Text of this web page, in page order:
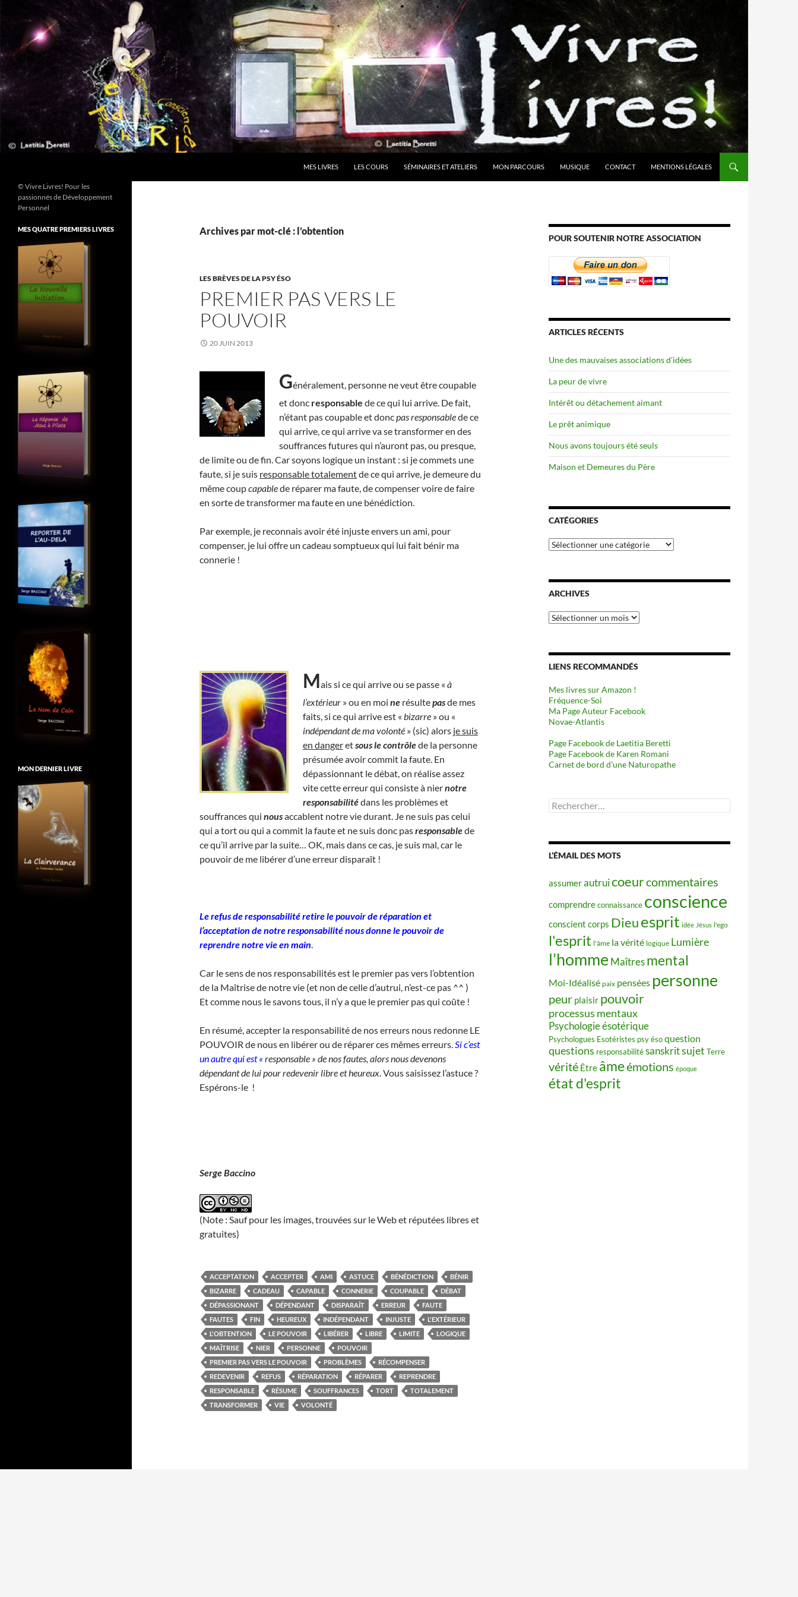
contenu
MES LIVRES LES COURS SÉMINAIRES ET ATELIERS MON PARCOURS MUSIQUE CONTACT MENTIONS LÉGALES
Archives par mot-clé : l’obtention
LES BRÈVES DE LA PSY ÉSO
PREMIER PAS VERS LE
POUVOIR
20 JUIN 2013
Généralement, personne ne veut être coupable
et donc responsable de ce qui lui arrive. De fait,
n’étant pas coupable et doncpas responsablede ce
qui arrive, ce qui arrive va se transformer en des
souffrances futures qui n’auront pas, ou presque,
de limite ou de fin. Car soyons logique un instant : si je commets une
faute, si je suis responsable totalementde ce qui arrive, je demeure du
même coupcapablede réparer ma faute, de compenser voire de faire
en sorte de transformer ma faute en une bénédiction.
Par exemple, je reconnais avoir été injuste envers un ami, pour
compenser, je lui offre un cadeau somptueux qui lui fait bénir ma
connerie !
Mais si ce qui arrive ou se passe « à
l’extérieur » ou en moi ne résultepasde mes
faits, si ce qui arrive est « bizarre » ou «
indépendant de ma volonté » (sic) alors je suis
en dangeretsous le contrôlede la personne
présumée avoir commit la faute. En
dépassionnant le débat, on réalise assez
vite cette erreur qui consiste à niernotre
responsabilitédans les problèmes et
souffrances qui nousaccablent notre vie durant. Je ne suis pas celui
qui a tort ou qui a commit la faute et ne suis donc pasresponsablede
ce qu’il arrive par la suite… OK, mais dans ce cas, je suis mal, car le
pouvoir de me libérer d’une erreur disparaît !
Le refus de responsabilité retire le pouvoir de réparation et
l’acceptation de notre responsabilité nous donne le pouvoir de
reprendre notre vie en main.
Car le sens de nos responsabilités est le premier pas vers l’obtention
de la Maîtrise de notre vie (et non de celle d’autrui, n’est-ce pas ^^ )
Et comme nous le savons tous, il n’y a que le premier pas qui coûte !
En résumé, accepter la responsabilité de nos erreurs nous redonne LE
POUVOIR de nous en libérer ou de réparer ces mêmes erreurs.Si c’est
un autre qui est « responsable » de nos fautes, alors nous devenons
dépendant de lui pour redevenir libre et heureux. Vous saisissez l’astuce ?
Espérons-le !
Serge Baccino
(Note : Sauf pour les images, trouvées sur le Web et réputées libres et
gratuites)
ACCEPTATION ACCEPTER AMI ASTUCE BÉNÉDICTION
BÉNIR
BIZARRE
CADEAU CAPABLE CONNERIE COUPABLE
DÉBAT
DÉPASSIONANT
DÉPENDANT DISPARAÎT ERREUR
FAUTE
FAUTES
FIN HEUREUX INDÉPENDANT INJUSTE
L'EXTÉRIEUR
L'OBTENTION
LE POUVOIR LIBÉRER LIBRE LIMITE
LOGIQUE
MAÎTRISE
NIER PERSONNE
POUVOIR
PREMIER PAS VERS LE POUVOIR
PROBLÈMES
RÉCOMPENSER
REDEVENIR
REFUS RÉPARATION RÉPARER
REPRENDRE
RESPONSABLE
RÉSUME SOUFFRANCES TORT
TOTALEMENT
TRANSFORMER
VIE VOLONTÉ
POUR SOUTENIR NOTRE ASSOCIATION
ARTICLES RÉCENTS
Une des mauvaises associations d’idées
La peur de vivre
Intérêt ou détachement aimant
Le prêt animique
Nous avons toujours été seuls
Maison et Demeures du Père
CATÉGORIES
Catégories
ARCHIVES
Archives
LIENS RECOMMANDÉS
Mes livres sur Amazon !
Fréquence-Soi
Ma Page Auteur Facebook
Novae-Atlantis
Page Facebook de Laetitia Beretti
Page Facebook de Karen Romani
Carnet de bord d’une Naturopathe
Rechercher :
L’ÉMAIL DES MOTS
assumerautruicoeurcommentaires
comprendreconnaissance conscience
conscient corps Dieuesprit idée Jésus l'ego
l'esprit l'âme la vérité logique Lumière
l’homme Maîtres mental
Moi-Idéalisé paix pensées personne
peur plaisir pouvoir
processus mentaux
Psychologie ésotérique
Psychologues Esotéristes psy ésoquestion
questions responsabilitésanskritsujet Terre
vérité Être âmeémotions époque
état d'esprit
© Vivre Livres! Pour les
passionnés de Développement
Personnel
MES QUATRE PREMIERS LIVRES
MON DERNIER LIVRE